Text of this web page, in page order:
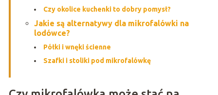
Czy okolice kuchenki to dobry pomysł?
Jakie są alternatywy dla mikrofalówki na
lodówce?
Półki i wnęki ścienne
Szafki i stoliki pod mikrofalówkę